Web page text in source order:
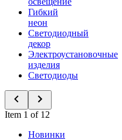
Гибкий
неон
Светодиодный
декор
Электроустановочные
изделия
Светодиоды
Item 1 of 12
Новинки